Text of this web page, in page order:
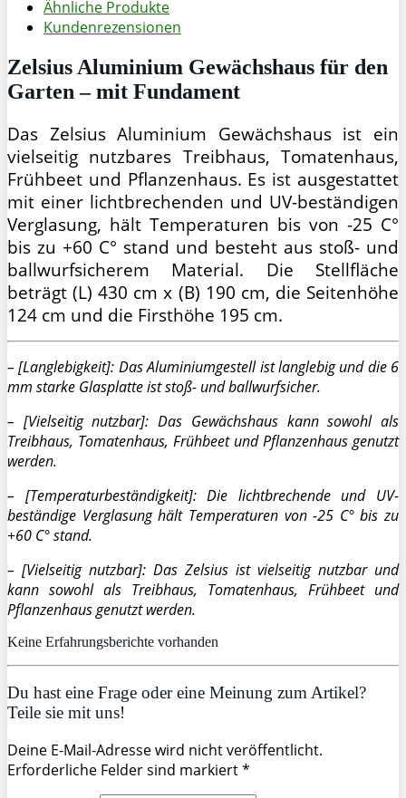
Ähnliche Produkte
Kundenrezensionen
Zelsius Aluminium Gewächshaus für den
Garten – mit Fundament
Das Zelsius Aluminium Gewächshaus ist ein
vielseitig nutzbares Treibhaus, Tomatenhaus,
Frühbeet und Pflanzenhaus. Es ist ausgestattet
mit einer lichtbrechenden und UV-beständigen
Verglasung, hält Temperaturen bis von -25 C°
bis zu +60 C° stand und besteht aus stoß- und
ballwurfsicherem Material. Die Stellfläche
beträgt (L) 430 cm x (B) 190 cm, die Seitenhöhe
124 cm und die Firsthöhe 195 cm.
– [Langlebigkeit]: Das Aluminiumgestell ist langlebig und die 6
mm starke Glasplatte ist stoß- und ballwurfsicher.
– [Vielseitig nutzbar]: Das Gewächshaus kann sowohl als
Treibhaus, Tomatenhaus, Frühbeet und Pflanzenhaus genutzt
werden.
– [Temperaturbeständigkeit]: Die lichtbrechende und UV-
beständige Verglasung hält Temperaturen von -25 C° bis zu
+60 C° stand.
– [Vielseitig nutzbar]: Das Zelsius ist vielseitig nutzbar und
kann sowohl als Treibhaus, Tomatenhaus, Frühbeet und
Pflanzenhaus genutzt werden.
Keine Erfahrungsberichte vorhanden
Du hast eine Frage oder eine Meinung zum Artikel?
Teile sie mit uns!
Deine E-Mail-Adresse wird nicht veröffentlicht.
Erforderliche Felder sind markiert *